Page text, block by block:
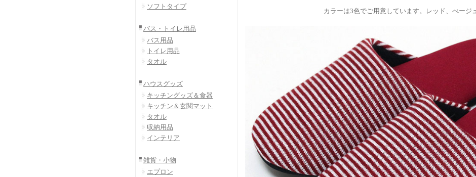
ソフトタイプ
バス・トイレ用品
バス用品
トイレ用品
タオル
ハウスグッズ
キッチングッズ＆食器
キッチン＆玄関マット
タオル
収納用品
インテリア
雑貨・小物
エプロン
カラーは3色でご用意しています。レッド、べージ